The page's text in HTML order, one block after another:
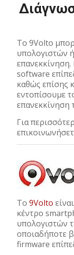
To 9Volto
υπολογιστών
software
καθώς επίσης
εντοπίσουμε
επανεκκίνηση
Για
Το 9Volto
κέντρο
υπολογιστών
οποιαδήποτε
firmware